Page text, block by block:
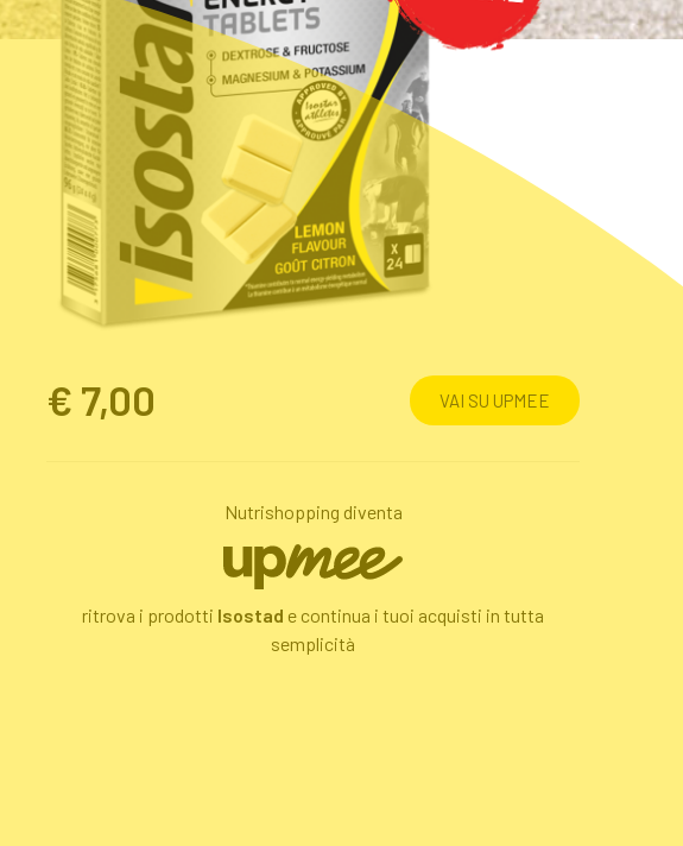
Prezzo:
€ 7,00 VAI SU UPMEE
Nutrishopping diventa
ritrova i prodotti Isostad e continua i tuoi acquisti in tutta
semplicità